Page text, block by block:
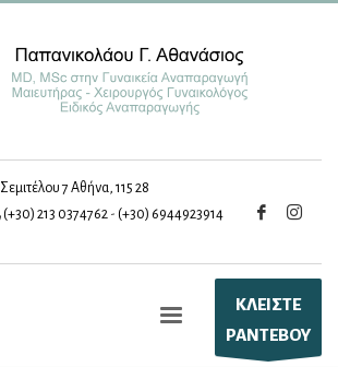
Σεμιτέλου 7 Αθήνα, 115 28
(+30) 213 0374762 - (+30) 6944923914
ΚΛΕΙΣΤΕ
ΡΑΝΤΕΒΟΥ